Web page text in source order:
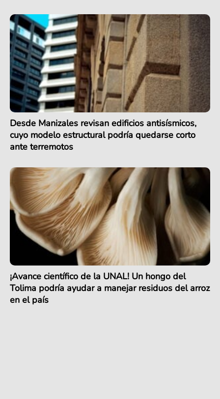
Desde Manizales revisan edificios antisísmicos,
cuyo modelo estructural podría quedarse corto
ante terremotos
¡Avance científico de la UNAL! Un hongo del
Tolima podría ayudar a manejar residuos del arroz
en el país